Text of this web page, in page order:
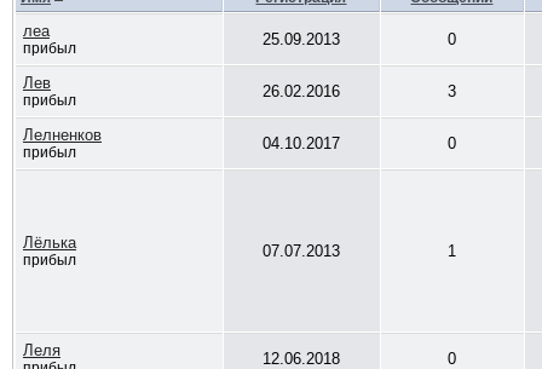
леа
прибыл 25.09.2013 0
Лев
прибыл 26.02.2016 3
Лелненков
прибыл 04.10.2017 0
Лёлька
прибыл 07.07.2013 1
Леля 12.06.2018 0